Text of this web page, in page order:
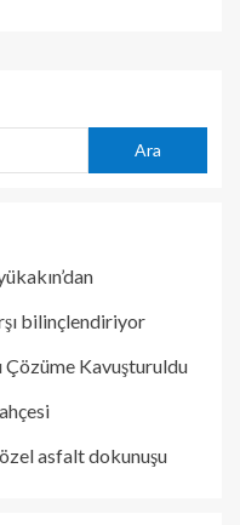
Ara
bilinçlendiriyor
Çözüme Kavuşturuldu
asfalt dokunuşu